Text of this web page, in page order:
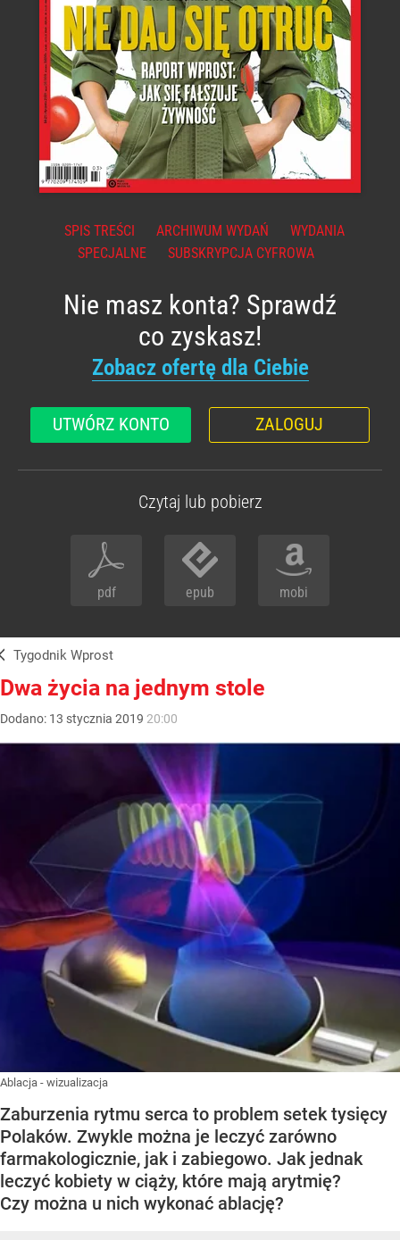
SPIS TREŚCI ARCHIWUM WYDAŃ
WYDANIA
SPECJALNE
SUBSKRYPCJA CYFROWA
Nie masz konta? Sprawdź
co zyskasz!
Zobacz ofertę dla Ciebie
UTWÓRZ KONTO ZALOGUJ
Czytaj lub pobierz
pdf epub mobi
Tygodnik Wprost
Dwa życia na jednym stole
Dodano: 13 stycznia 2019 20:00
Ablacja - wizualizacja
Zaburzenia rytmu serca to problem setek tysięcy
Polaków. Zwykle można je leczyć zarówno
farmakologicznie, jak i zabiegowo. Jak jednak
leczyć kobiety w ciąży, które mają arytmię?
Czy można u nich wykonać ablację?